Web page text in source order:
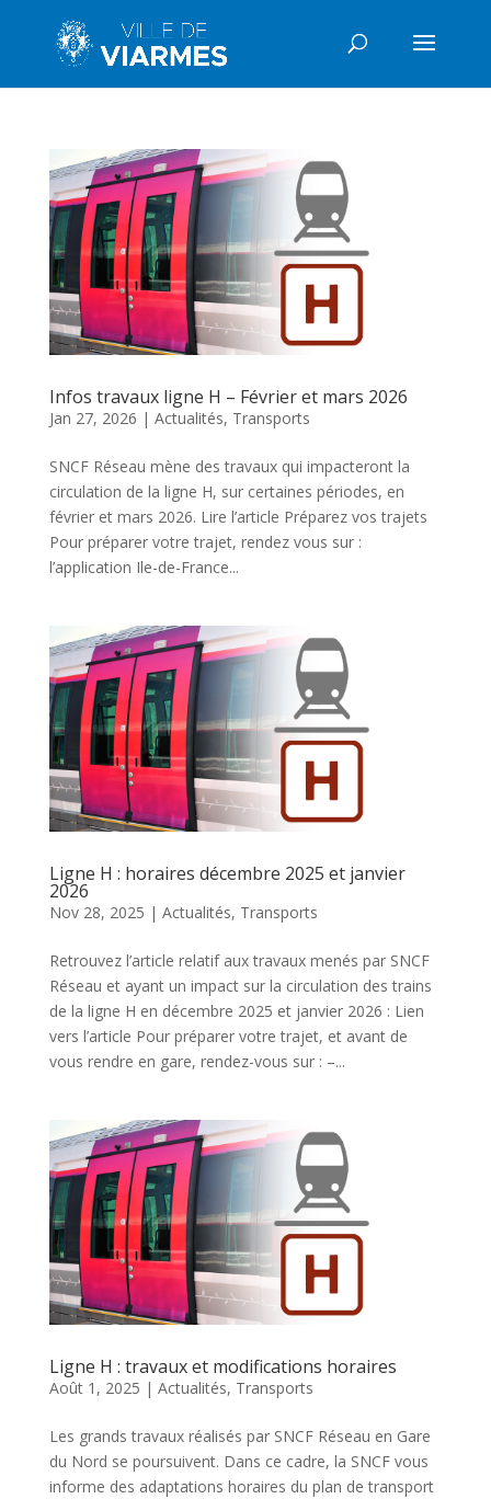
Infos travaux ligne H – Février et mars 2026
Jan 27, 2026 | Actualités, Transports
SNCF Réseau mène des travaux qui impacteront la
circulation de la ligne H, sur certaines périodes, en
février et mars 2026. Lire l’article Préparez vos trajets
Pour préparer votre trajet, rendez vous sur :
l’application Ile-de-France...
Ligne H : horaires décembre 2025 et janvier
2026
Nov 28, 2025 | Actualités, Transports
Retrouvez l’article relatif aux travaux menés par SNCF
Réseau et ayant un impact sur la circulation des trains
de la ligne H en décembre 2025 et janvier 2026 : Lien
vers l’article Pour préparer votre trajet, et avant de
vous rendre en gare, rendez-vous sur : –...
Ligne H : travaux et modifications horaires
Août 1, 2025 | Actualités, Transports
Les grands travaux réalisés par SNCF Réseau en Gare
du Nord se poursuivent. Dans ce cadre, la SNCF vous
informe des adaptations horaires du plan de transport